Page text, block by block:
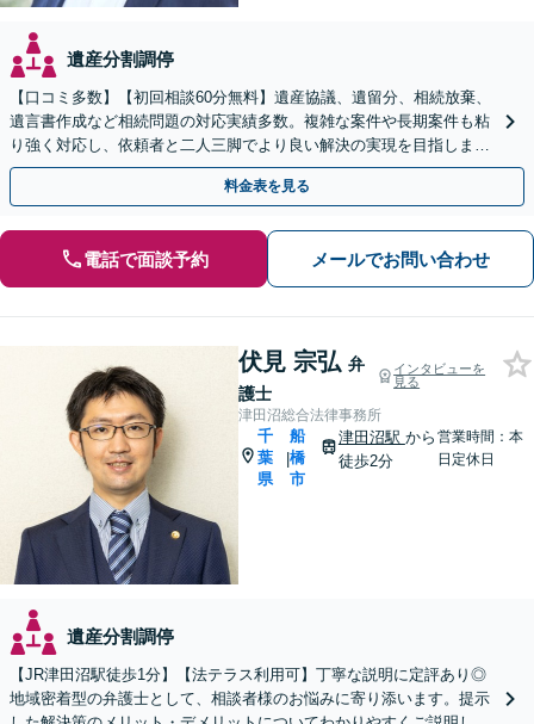
遺産分割調停
【口コミ多数】【初回相談60分無料】遺産協議、遺留分、相続放棄、
遺言書作成など相続問題の対応実績多数。複雑な案件や長期案件も粘
り強く対応し、依頼者と二人三脚でより良い解決の実現を目指します
【夜間相談可】【船橋駅7分】
料金表を見る
電話で面談予約 メールでお問い合わせ
伏見 宗弘 弁
護士
インタビューを
見る
津田沼総合法律事務所
千
葉
県
|
船
橋
市
津田沼駅 から
徒歩2分
営業時間：本
日定休日
遺産分割調停
【JR津田沼駅徒歩1分】【法テラス利用可】丁寧な説明に定評あり◎
地域密着型の弁護士として、相談者様のお悩みに寄り添います。提示